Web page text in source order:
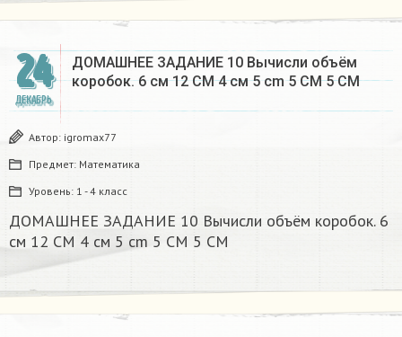
24
ДЕКАБРЬ
ДОМАШНЕЕ ЗАДАНИЕ 10 Вычисли объём
коробок. 6 см 12 CM 4 см 5 cm 5 CM 5 CM​
Автор: igromax77
Предмет: Математика
Уровень: 1 - 4 класс
ДОМАШНЕЕ ЗАДАНИЕ 10 Вычисли объём коробок. 6
см 12 CM 4 см 5 cm 5 CM 5 CM​